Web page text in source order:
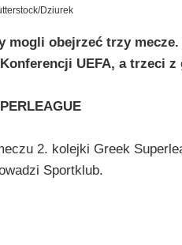
Dziurek
mogli obejrzeć trzy
UEFA, a trzeci z
2. kolejki Greek
Sportklub.